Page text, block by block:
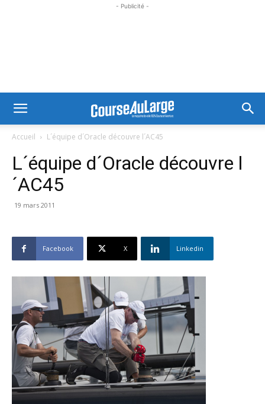
- Publicité -
Accueil L´équipe d´Oracle découvre l´AC45
L´équipe d´Oracle découvre l
´AC45
19 mars 2011
Facebook X Linkedin